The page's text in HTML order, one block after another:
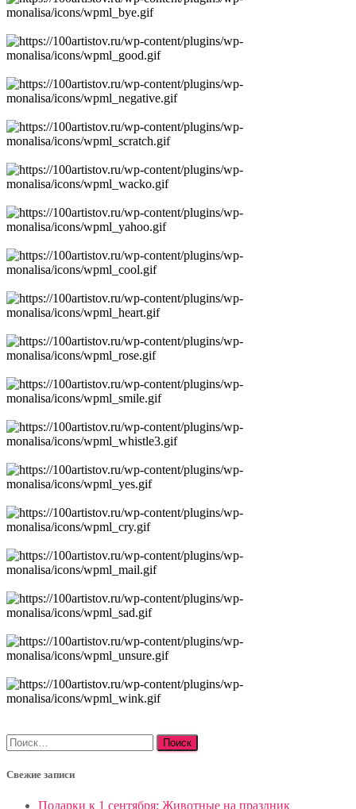
Найти:
Свежие записи
Подарки к 1 сентября: Животные на праздник